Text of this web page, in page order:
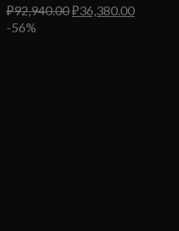
₽92,940.00Первоначальная
₽36,380.00Текущая
-56%